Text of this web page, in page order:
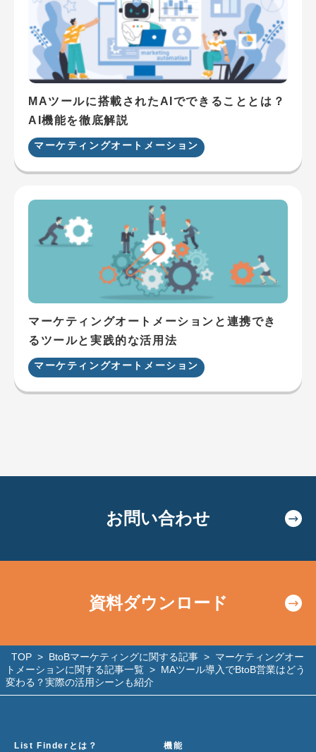
MAツールに搭載されたAIでできることとは？
AI機能を徹底解説
マーケティングオートメーション
マーケティングオートメーションと連携でき
るツールと実践的な活用法
マーケティングオートメーション
お問い合わせ
資料ダウンロード
TOP > BtoBマーケティングに関する記事 > マーケティングオー
トメーションに関する記事一覧 > MAツール導入でBtoB営業はどう
変わる？実際の活用シーンも紹介
List Finderとは？ 機能